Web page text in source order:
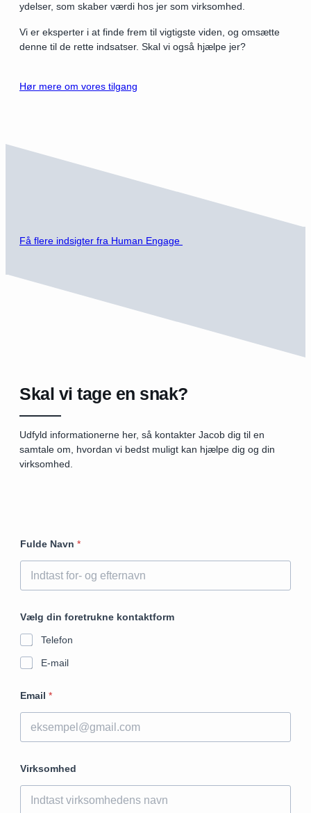
ydelser, som skaber værdi hos jer som virksomhed.
Vi er eksperter i at finde frem til vigtigste viden, og omsætte
denne til de rette indsatser. Skal vi også hjælpe jer?
Hør mere om vores tilgang
Få flere indsigter fra Human Engage
Skal vi tage en snak?
Udfyld informationerne her, så kontakter Jacob dig til en
samtale om, hvordan vi bedst muligt kan hjælpe dig og din
virksomhed.
Fulde Navn *
Vælg din foretrukne kontaktform
Telefon
E-mail
Email *
Virksomhed